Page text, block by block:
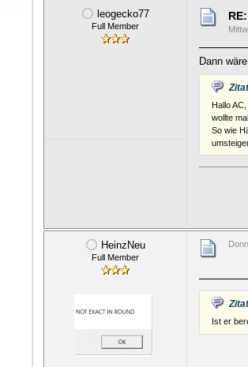
leogecko77
Full Member
Dann
Hallo AC,
wollte
So wie
HeinzNeu
Full Member
Ist er